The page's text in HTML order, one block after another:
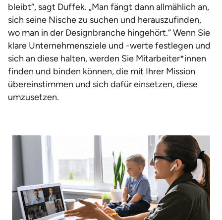
bleibt“, sagt Duffek. „Man fängt dann allmählich an,
sich seine Nische zu suchen und herauszufinden,
wo man in der Designbranche hingehört.“ Wenn Sie
klare Unternehmensziele und -werte festlegen und
sich an diese halten, werden Sie Mitarbeiter*innen
finden und binden können, die mit Ihrer Mission
übereinstimmen und sich dafür einsetzen, diese
umzusetzen.